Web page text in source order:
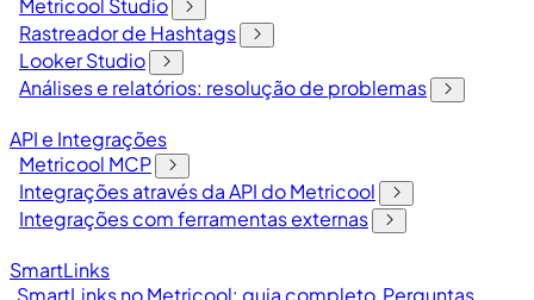
Metricool Studio
Rastreador de Hashtags
Looker Studio
Análises e relatórios: resolução de problemas
API e Integrações
Metricool MCP
Integrações através da API do Metricool
Integrações com ferramentas externas
SmartLinks
SmartLinks no Metricool: guia completo Perguntas